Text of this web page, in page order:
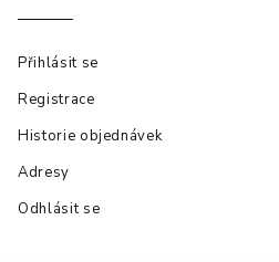
Přihlásit se
Registrace
Historie objednávek
Adresy
Odhlásit se